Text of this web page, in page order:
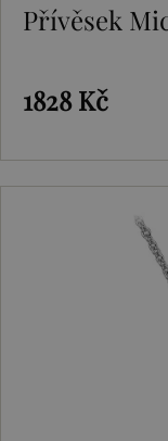
Přívěsek
1828 Kč